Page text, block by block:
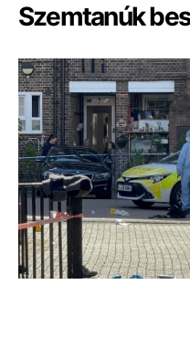
Szemtanúk